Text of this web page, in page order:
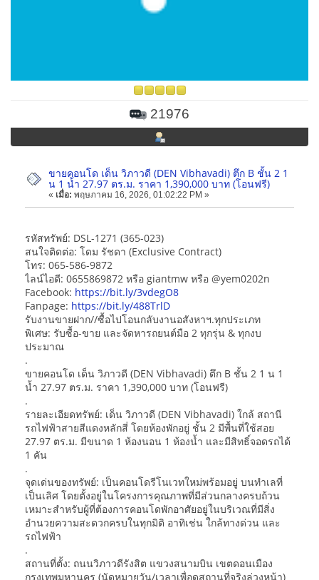
21976
ขายคอนโด เด็น วิภาวดี (DEN Vibhavadi) ตึก B ชั้น 2 1
น 1 น้ำ 27.97 ตร.ม. ราคา 1,390,000 บาท (โอนฟรี)
« เมื่อ: พฤษภาคม 16, 2026, 01:02:22 PM »
รหัสทรัพย์: DSL-1271 (365-023)
สนใจติดต่อ: โดม รัชดา (Exclusive Contract)
โทร: 065-586-9872
ไลน์ไอดี: 0655869872 หรือ giantmw หรือ @yem0202n
Facebook: https://bit.ly/3vdegO8
Fanpage: https://bit.ly/488TrlD
รับงานขายฝาก//ซื้อไปโอนกลับงานอสังหาฯ.ทุกประเภท
พิเศษ: รับซื้อ-ขาย และจัดหารถยนต์มือ 2 ทุกรุ่น & ทุกงบ
ประมาณ
.
ขายคอนโด เด็น วิภาวดี (DEN Vibhavadi) ตึก B ชั้น 2 1 น 1
น้ำ 27.97 ตร.ม. ราคา 1,390,000 บาท (โอนฟรี)
.
รายละเอียดทรัพย์: เด็น วิภาวดี (DEN Vibhavadi) ใกล้ สถานี
รถไฟฟ้าสายสีแดงหลักสี่ โดยห้องพักอยู่ ชั้น 2 มีพื้นที่ใช้สอย
27.97 ตร.ม. มีขนาด 1 ห้องนอน 1 ห้องน้ำ และมีสิทธิ์จอดรถได้
1 คัน
.
จุดเด่นของทรัพย์: เป็นคอนโดรีโนเวทใหม่พร้อมอยู่ บนทำเลที่
เป็นเลิศ โดยตั้งอยู่ในโครงการคุณภาพที่มีส่วนกลางครบถ้วน
เหมาะสำหรับผู้ที่ต้องการคอนโดพักอาศัยอยู่ในบริเวณที่มีสิ่ง
อำนวยความสะดวกครบในทุกมิติ อาทิเช่น ใกล้ทางด่วน และ
รถไฟฟ้า
.
สถานที่ตั้ง: ถนนวิภาวดีรังสิต แขวงสนามบิน เขตดอนเมือง
กรุงเทพมหานคร (นัดหมายวัน/เวลาเพื่อดูสถานที่จริงล่วงหน้า)